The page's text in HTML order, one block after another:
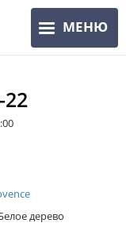
МЕНЮ
22
дерево